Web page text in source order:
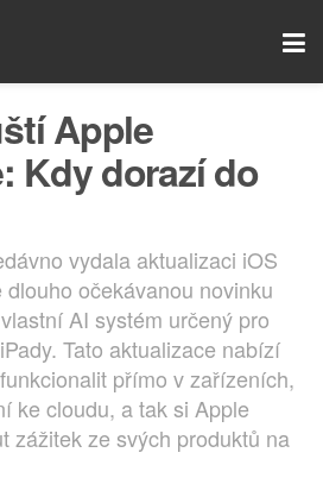
Apple
Kdy dorazí do
vydala aktualizaci iOS
očekávanou novinku
AI systém určený pro
Tato aktualizace nabízí
přímo v zařízeních,
ke cloudu, a tak si Apple
zážitek ze svých produktů na